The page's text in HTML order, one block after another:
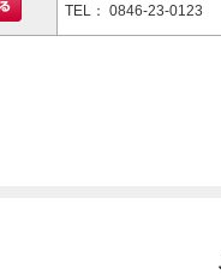
TEL： 0846-23-0123